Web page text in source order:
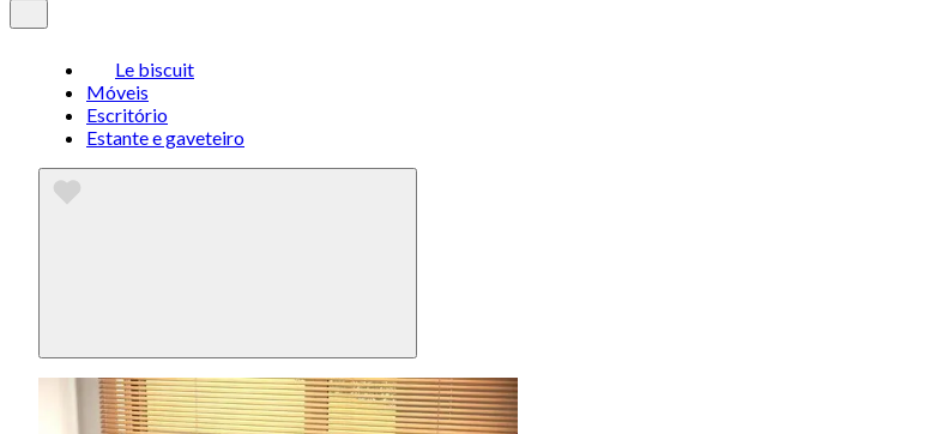
Le biscuit
Móveis
Escritório
Estante e gaveteiro